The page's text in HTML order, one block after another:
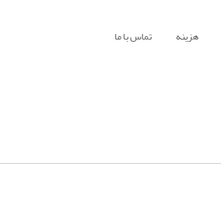
هزینه تماس با ما